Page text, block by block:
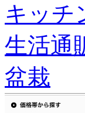
キッチ
生活通
盆栽